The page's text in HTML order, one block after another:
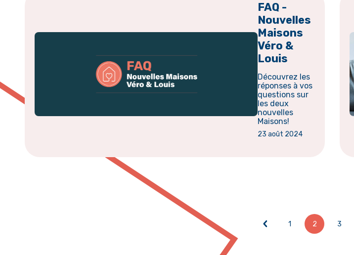
FAQ -
Nouvelles
Maisons
Véro &
Louis
Découvrez les
réponses à vos
questions sur
les deux
nouvelles
Maisons!
23 août 2024
1 2 3